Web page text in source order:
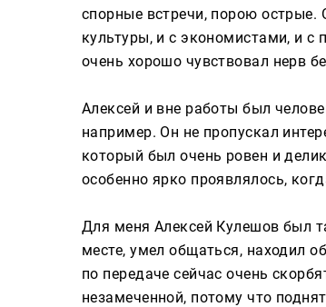
спорные встречи, порою острые.
культуры, и с экономистами, и с
очень хорошо чувствовал нерв
Алексей и вне работы был
например. Он не пропускал
который был очень ровен и
особенно ярко проявлялось,
Для меня Алексей Кулешов был
месте, умел общаться, находил
по передаче сейчас очень
незамеченной, потому что